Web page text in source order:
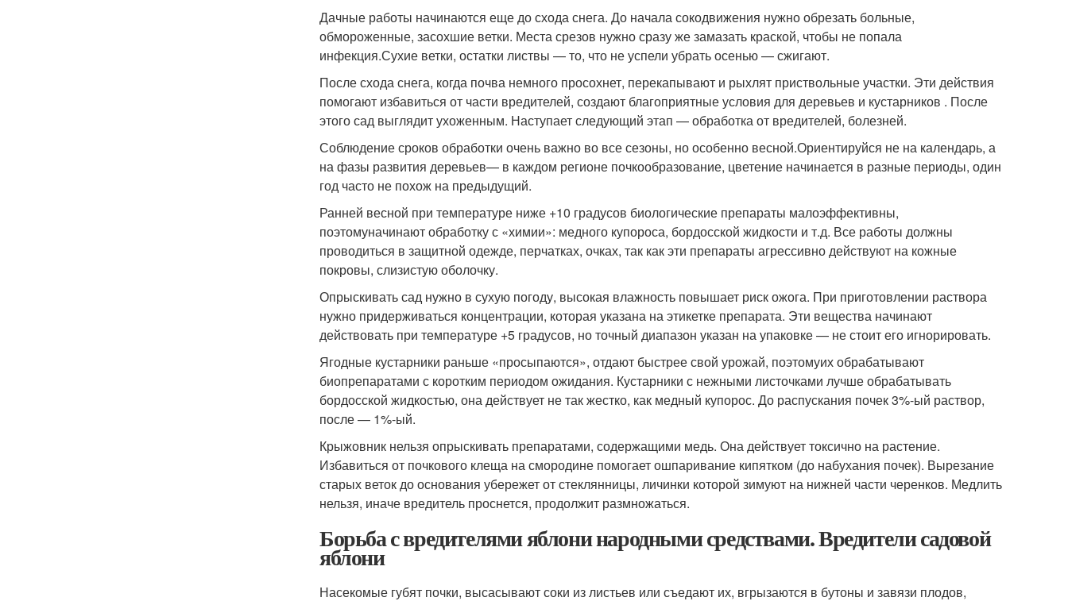
Дачные работы начинаются еще до схода снега. До начала сокодвижения нужно обрезать больные,
обмороженные, засохшие ветки. Места срезов нужно сразу же замазать краской, чтобы не попала
инфекция.Сухие ветки, остатки листвы — то, что не успели убрать осенью — сжигают.
После схода снега, когда почва немного просохнет, перекапывают и рыхлят приствольные участки. Эти действия
помогают избавиться от части вредителей, создают благоприятные условия для деревьев и кустарников . После
этого сад выглядит ухоженным. Наступает следующий этап — обработка от вредителей, болезней.
Соблюдение сроков обработки очень важно во все сезоны, но особенно весной.Ориентируйся не на календарь, а
на фазы развития деревьев— в каждом регионе почкообразование, цветение начинается в разные периоды, один
год часто не похож на предыдущий.
Ранней весной при температуре ниже +10 градусов биологические препараты малоэффективны,
поэтомуначинают обработку с «химии»: медного купороса, бордосской жидкости и т.д. Все работы должны
проводиться в защитной одежде, перчатках, очках, так как эти препараты агрессивно действуют на кожные
покровы, слизистую оболочку.
Опрыскивать сад нужно в сухую погоду, высокая влажность повышает риск ожога. При приготовлении раствора
нужно придерживаться концентрации, которая указана на этикетке препарата. Эти вещества начинают
действовать при температуре +5 градусов, но точный диапазон указан на упаковке — не стоит его игнорировать.
Ягодные кустарники раньше «просыпаются», отдают быстрее свой урожай, поэтомуих обрабатывают
биопрепаратами с коротким периодом ожидания. Кустарники с нежными листочками лучше обрабатывать
бордосской жидкостью, она действует не так жестко, как медный купорос. До распускания почек 3%-ый раствор,
после — 1%-ый.
Крыжовник нельзя опрыскивать препаратами, содержащими медь. Она действует токсично на растение.
Избавиться от почкового клеща на смородине помогает ошпаривание кипятком (до набухания почек). Вырезание
старых веток до основания убережет от стеклянницы, личинки которой зимуют на нижней части черенков. Медлить
нельзя, иначе вредитель проснется, продолжит размножаться.
Борьба с вредителями яблони народными средствами. Вредители садовой
яблони
Насекомые губят почки, высасывают соки из листьев или съедают их, вгрызаются в бутоны и завязи плодов,